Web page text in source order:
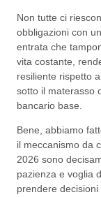
Non tutte ci
obbligazioni con
entrata che
vita costante,
resiliente rispetto
sotto il materasso
bancario base.
Bene, abbiamo
il meccanismo da
2026 sono
pazienza e voglia
prendere